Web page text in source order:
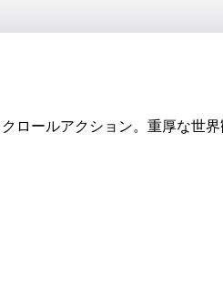
ロールアクション。重厚な世